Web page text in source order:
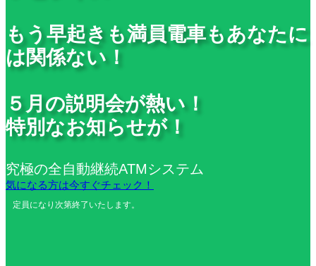
もう早起きも満員電車もあなたに
は関係ない！
５月の説明会が熱い！
特別なお知らせが！
究極の全自動継続ATMシステム
気になる方は今すぐチェック！
定員になり次第終了いたします。